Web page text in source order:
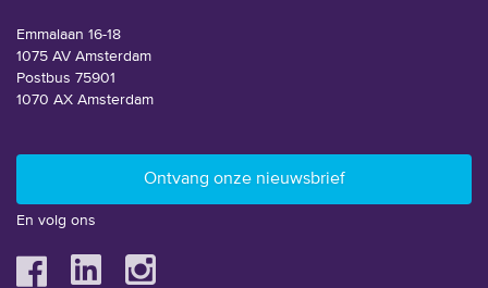
Emmalaan 16-18
1075 AV Amsterdam
Postbus 75901
1070 AX Amsterdam
En volg ons